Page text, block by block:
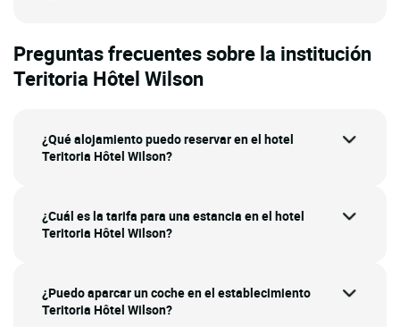
Preguntas frecuentes sobre la institución
Teritoria Hôtel Wilson
¿Qué alojamiento puedo reservar en el hotel
Teritoria Hôtel Wilson?
¿Cuál es la tarifa para una estancia en el hotel
Teritoria Hôtel Wilson?
¿Puedo aparcar un coche en el establecimiento
Teritoria Hôtel Wilson?